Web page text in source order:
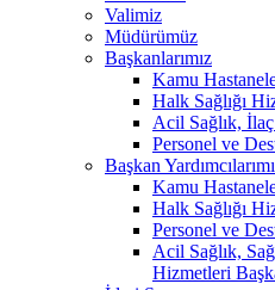
Valimiz
Müdürümüz
Başkanlarımız
Kamu
Halk Sağlığı
Acil Sağlık,
Personel ve
Başkan
Kamu
Halk Sağlığı
Personel ve
Acil Sağlık,
Hizmetleri